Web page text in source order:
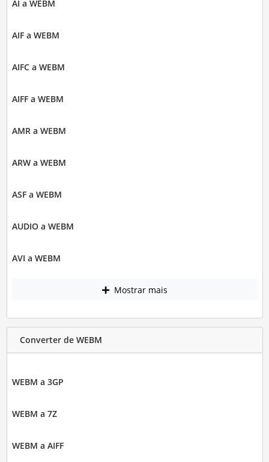
AI a WEBM
AIF a WEBM
AIFC a WEBM
AIFF a WEBM
AMR a WEBM
ARW a WEBM
ASF a WEBM
AUDIO a WEBM
AVI a WEBM
Mostrar mais
Converter de WEBM
WEBM a 3GP
WEBM a 7Z
WEBM a AIFF